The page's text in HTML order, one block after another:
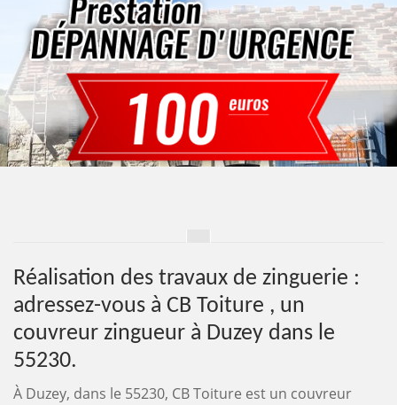
Réalisation des travaux de zinguerie :
adressez-vous à CB Toiture , un
couvreur zingueur à Duzey dans le
55230.
À Duzey, dans le 55230, CB Toiture est un couvreur